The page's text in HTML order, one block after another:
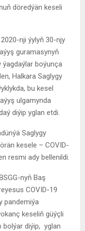
döredýän keseli
nji ýylyň 30-njy
guramasynyň
ýagdaýlar boýunça
Halkara Saglygy
bu kesel
ulgamynda
diýip yglan etdi.
Saglygy
kesele – COVID-
resmi ady bellenildi.
nyň Baş
COVID-19
pandemiýa
keseliň güýçli
bolýar diýip, yglan